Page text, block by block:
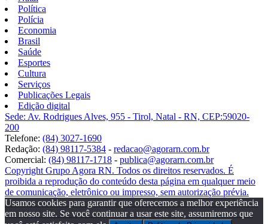
Política
Polícia
Economia
Brasil
Saúde
Esportes
Cultura
Serviços
Publicações Legais
Edição digital
Sede: Av. Rodrigues Alves, 955 - Tirol, Natal - RN, CEP:59020-
200
Telefone: (84) 3027-1690
Redação: (84) 98117-5384 - redacao@agorarn.com.br
Comercial: (84) 98117-1718 - publica@agorarn.com.br
Copyright Grupo Agora RN. Todos os direitos reservados. É
proibida a reprodução do conteúdo desta página em qualquer meio
de comunicação, eletrônico ou impresso, sem autorização prévia.
Usamos cookies para garantir que oferecemos a melhor experiência
em nosso site. Se você continuar a usar este site, assumiremos que